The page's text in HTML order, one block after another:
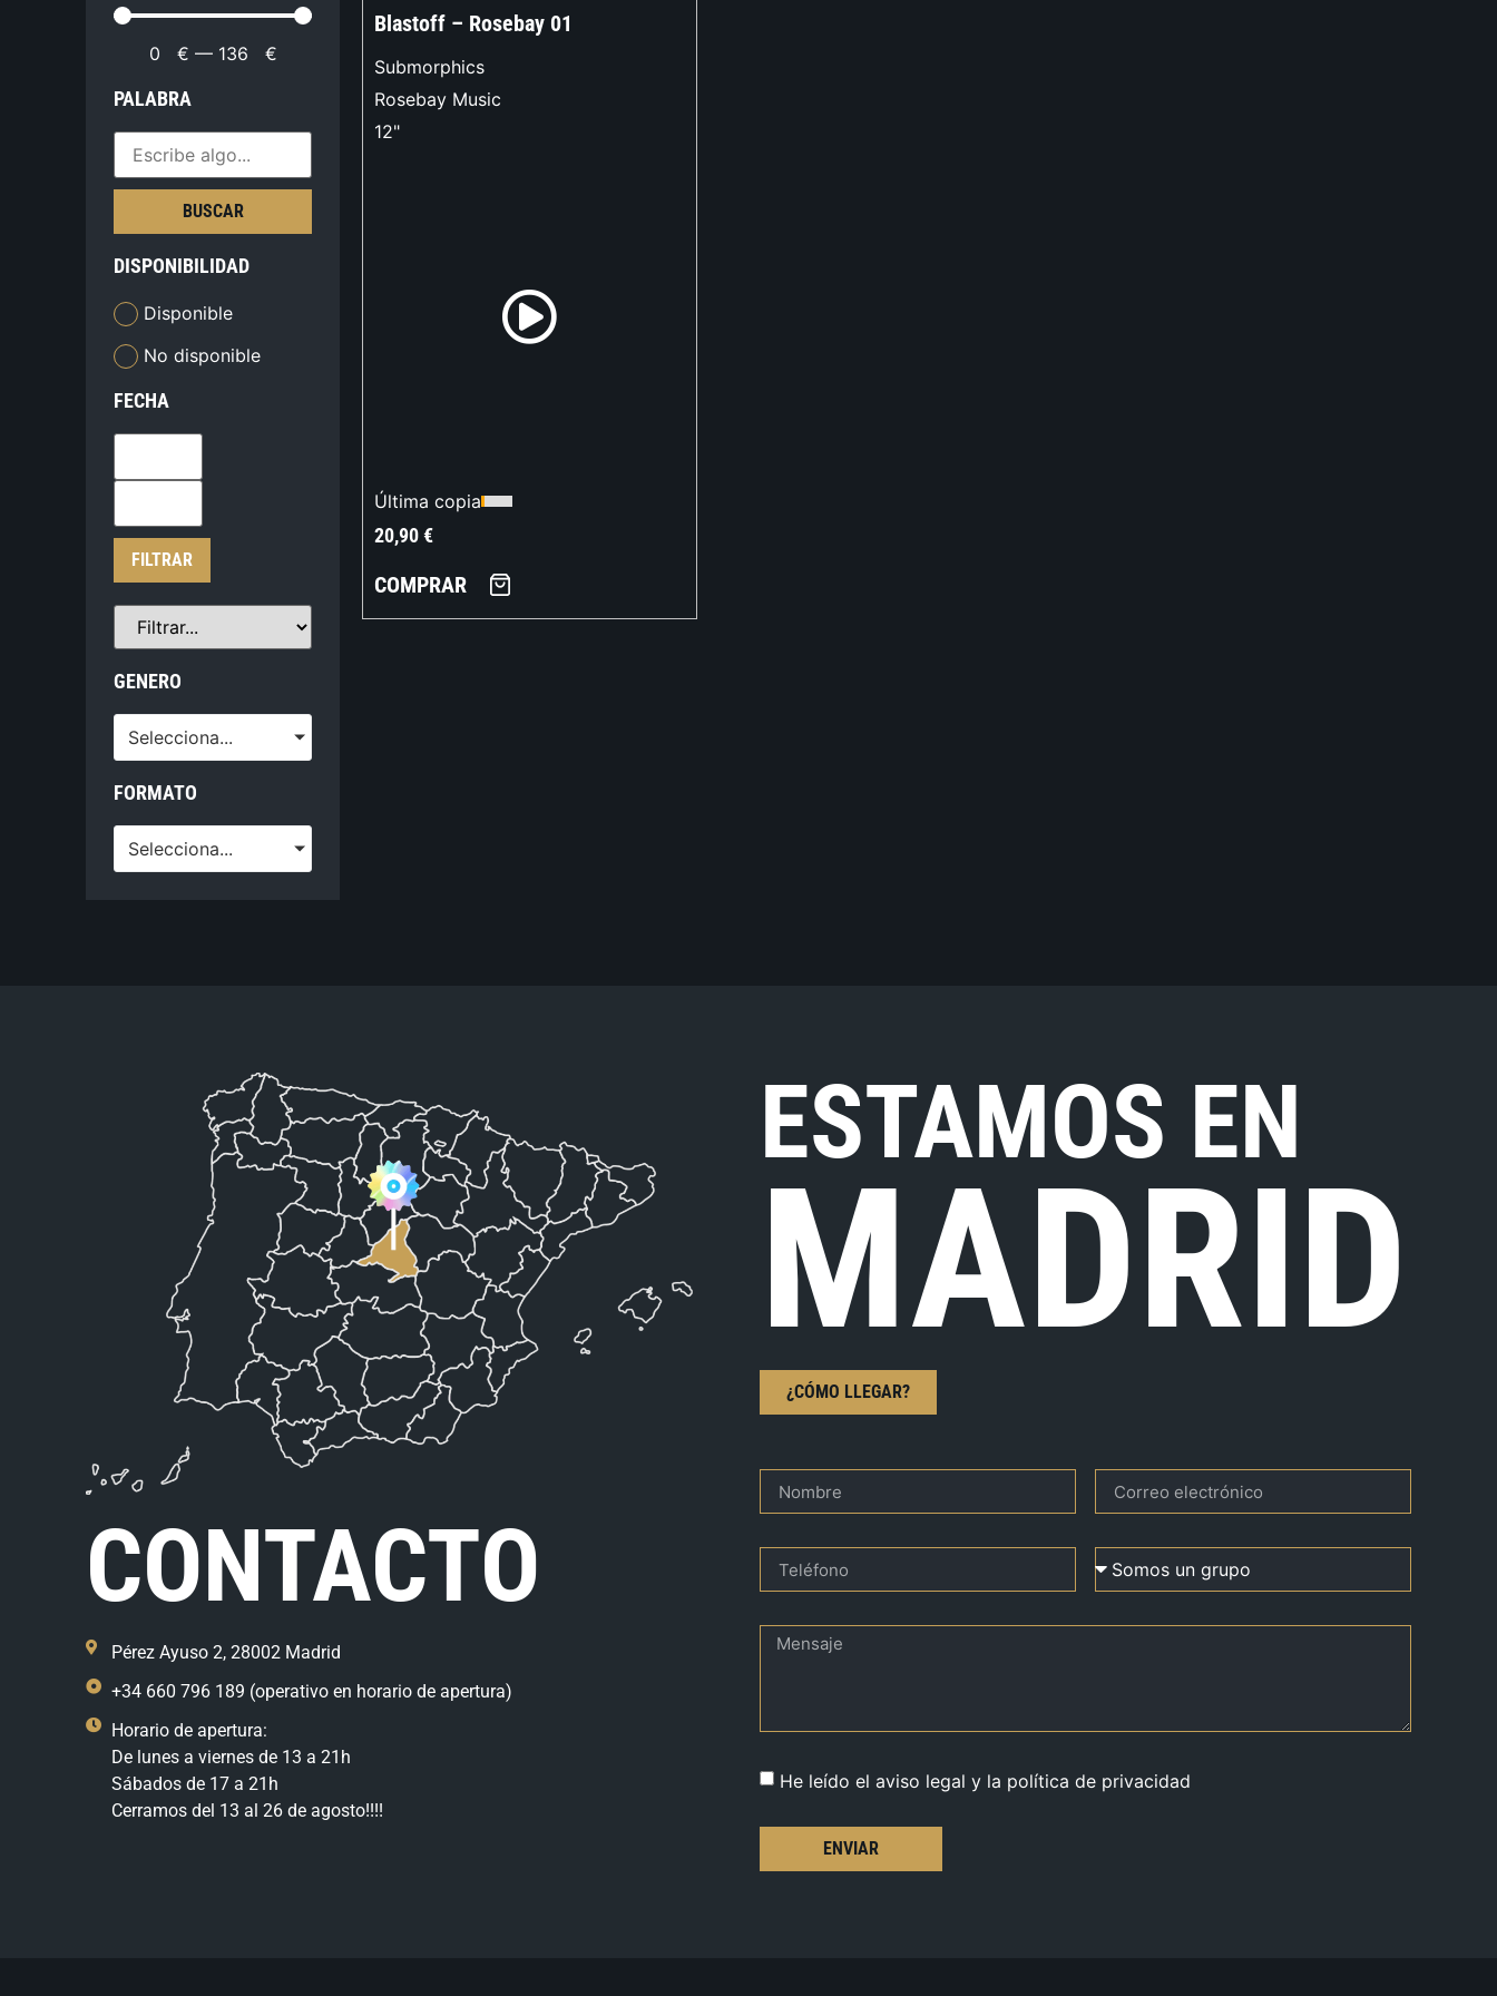
0 € — 136 €
PALABRA
BUSCAR
DISPONIBILIDAD
Disponible
No disponible
FECHA
FILTRAR
GENERO
Selecciona...
FORMATO
Selecciona...
Blastoff – Rosebay 01
Submorphics
Rosebay Music
12"
Última copia
20,90€
COMPRAR
CONTACTO
Pérez Ayuso 2, 28002 Madrid
+34 660 796 189 (operativo en horario de apertura)
Horario de apertura:
De lunes a viernes de 13 a 21h
Sábados de 17 a 21h
Cerramos del 13 al 26 de agosto!!!!
ESTAMOS EN
MADRID
¿CÓMO LLEGAR?
He leído el aviso legal y la política de privacidad
ENVIAR